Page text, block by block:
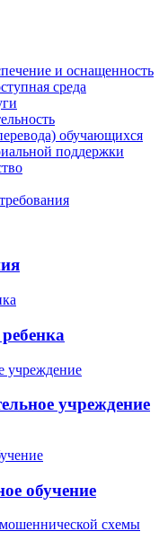
и оснащенность
среда
обучающихся
поддержки
учреждение
обучение